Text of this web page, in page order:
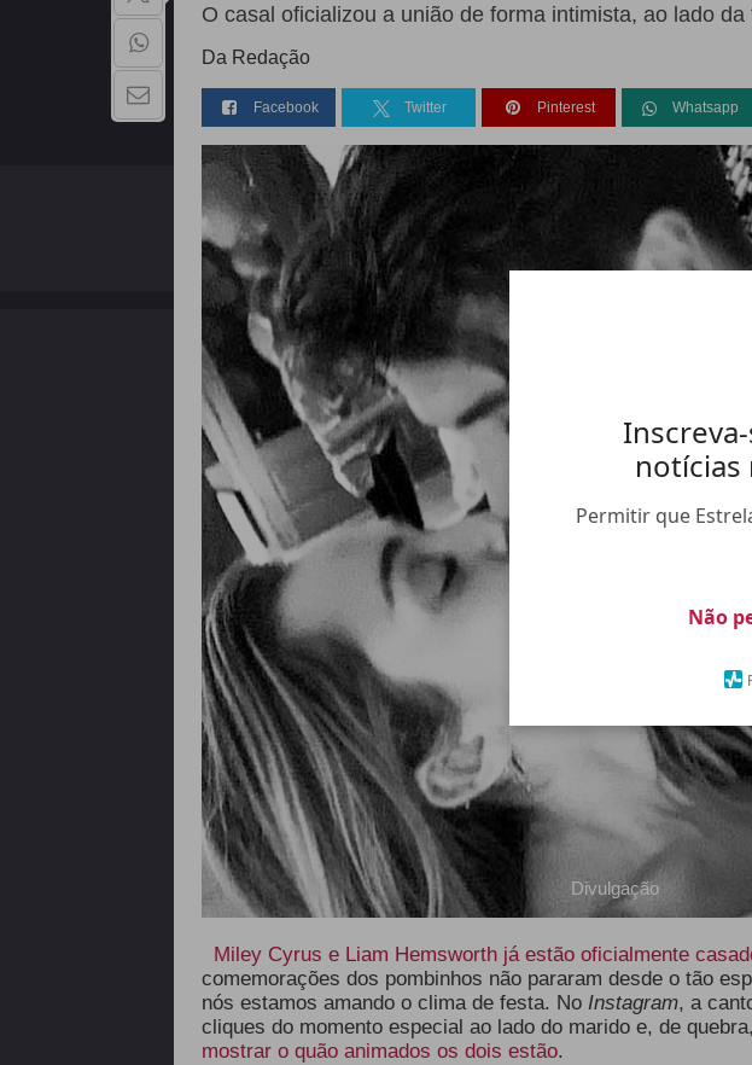
notícias
Permitir que
Não
O casal oficializou a união de forma intimista, ao lado da
Da Redação
Facebook Twitter Pinterest Whatsapp
Divulgação
Miley Cyrus e Liam Hemsworth já estão oficialmente
comemorações dos pombinhos não pararam desde o tão
nós estamos amando o clima de festa. No Instagram, a
cliques do momento especial ao lado do marido e, de quebra,
mostrar o quão animados os dois estão.
QUEM SOMOS FALE CONOSCO
Copyright - 2026 | Todos os direitos reservados